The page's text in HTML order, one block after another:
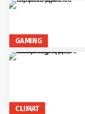
GAMING
CLIMAT